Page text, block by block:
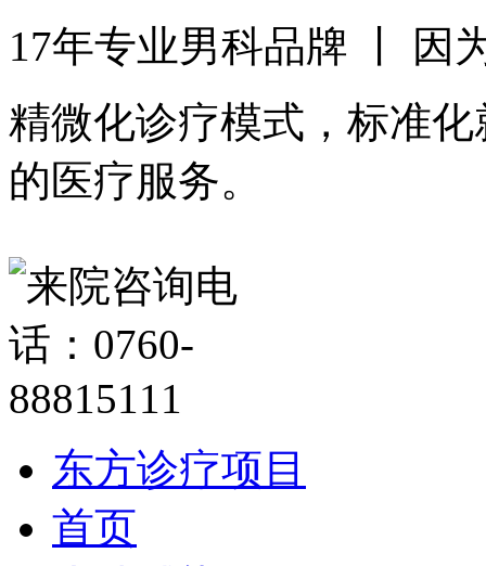
17年专业男科品牌 丨 因
精微化诊疗模式，标准
的医疗服务。
东方诊疗项目
首页